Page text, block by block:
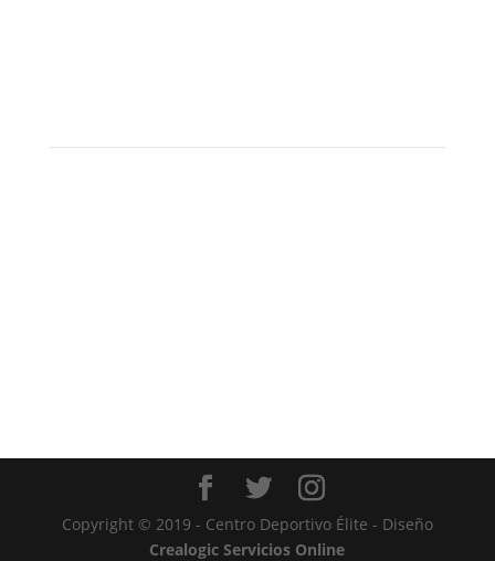
Copyright © 2019 - Centro Deportivo Élite - Diseño
Crealogic Servicios Online